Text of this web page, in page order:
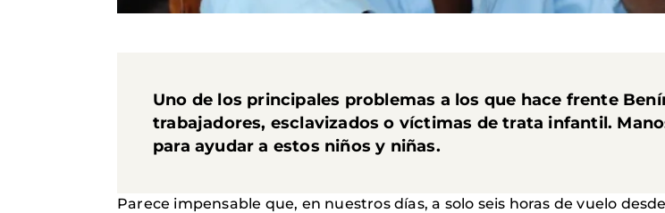
Uno de los principales problemas a los que hace frente
trabajadores, esclavizados o víctimas de trata infantil.
para ayudar a estos niños y niñas.
Parece impensable que, en nuestros días, a solo seis horas de vuelo desde